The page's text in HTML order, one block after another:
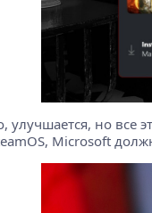
улучшается, но все
Microsoft